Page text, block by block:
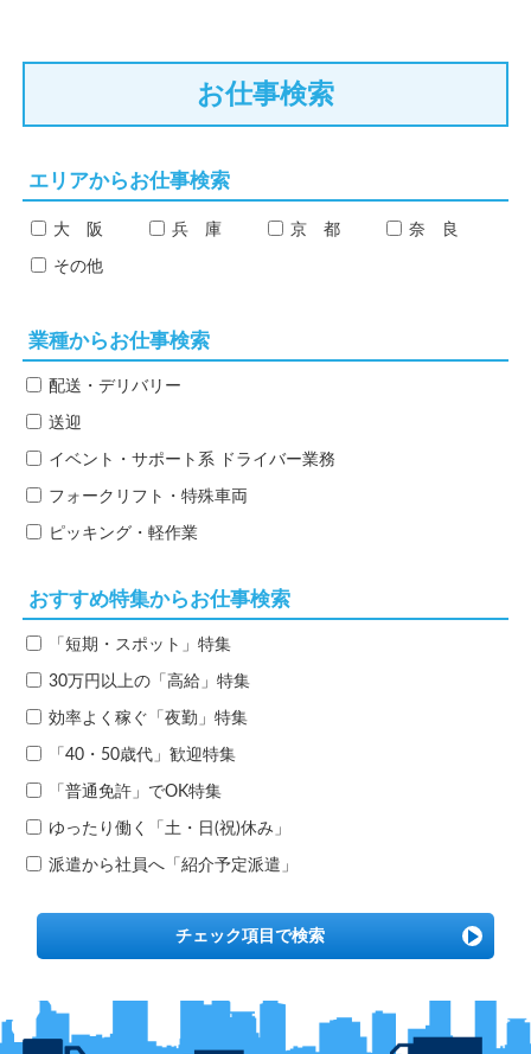
お仕事検索
エリアからお仕事検索
大 阪 兵 庫 京 都 奈 良
その他
業種からお仕事検索
配送・デリバリー
送迎
イベント・サポート系 ドライバー業務
フォークリフト・特殊車両
ピッキング・軽作業
おすすめ特集からお仕事検索
「短期・スポット」特集
30万円以上の「高給」特集
効率よく稼ぐ「夜勤」特集
「40・50歳代」歓迎特集
「普通免許」でOK特集
ゆったり働く「土・日(祝)休み」
派遣から社員へ「紹介予定派遣」
チェック項目で検索